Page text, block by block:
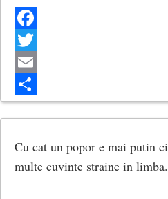
Facebook
Twitter
Email
Share
Cu cat un popor e mai putin
multe cuvinte straine in limba.